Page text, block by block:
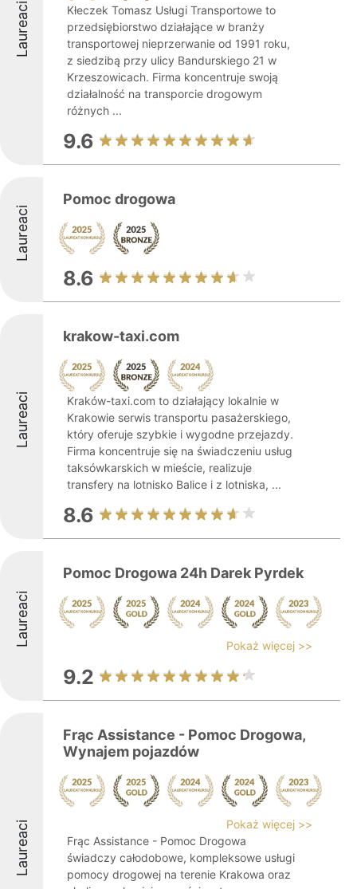
Laureaci
Kłeczek Tomasz Usługi Transportowe to
przedsiębiorstwo działające w branży
transportowej nieprzerwanie od 1991 roku,
z siedzibą przy ulicy Bandurskiego 21 w
Krzeszowicach. Firma koncentruje swoją
działalność na transporcie drogowym
różnych ...
9.6
Laureaci
Pomoc drogowa
8.6
Laureaci
krakow-taxi.com
Kraków-taxi.com to działający lokalnie w
Krakowie serwis transportu pasażerskiego,
który oferuje szybkie i wygodne przejazdy.
Firma koncentruje się na świadczeniu usług
taksówkarskich w mieście, realizuje
transfery na lotnisko Balice i z lotniska, ...
8.6
Laureaci
Pomoc Drogowa 24h Darek Pyrdek
Pokaż więcej >>
9.2
Laureaci
Frąc Assistance - Pomoc Drogowa,
Wynajem pojazdów
Pokaż więcej >>
Frąc Assistance - Pomoc Drogowa
świadczy całodobowe, kompleksowe usługi
pomocy drogowej na terenie Krakowa oraz